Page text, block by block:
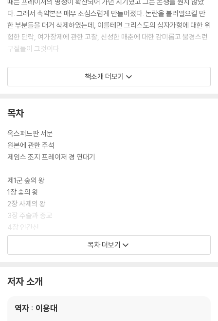
다. 그래서 축약본은 매우 조심스럽게 만들어졌다. 논란을 불러일으킬 만
한 부분들을 대거 삭제하였는데, 이를테면 그리스도의 십자가형에 대한 위
험한 단락, 여가장제에 관한 고찰, 신성한 매춘에 대한 감미롭고 불경스런
구절들이 그것이다.
여기 선보이는 이 책은 1922년판 축약본에서 삭제되었던 많은 부분을 다
시 복원하고, 지나치게 지루하였거나 소략하였던 부분을 현대적 감각과 필
년판 축약본이 원래의 장과 절을 무시하고 69개의 짤막한 장으로 분할했
던 것을, 여기서는 원본 13권의 편집체제와 순서를 참고하여 다시 구조화
한 것이다.
책소개 더보기
목차
옥스퍼드판 서문
원본에 관한 주석
제임스 조지 프레이저 경 연대기
제1군 숲의 왕
1장 숲의 왕
2장 사제의 왕
3장 주술과 종교
4장 인간신
5장 자연의 부분왕들
9장 왕국의 계승
11장 영혼의 위기
목차 더보기
저자 소개
역자 : 이용대